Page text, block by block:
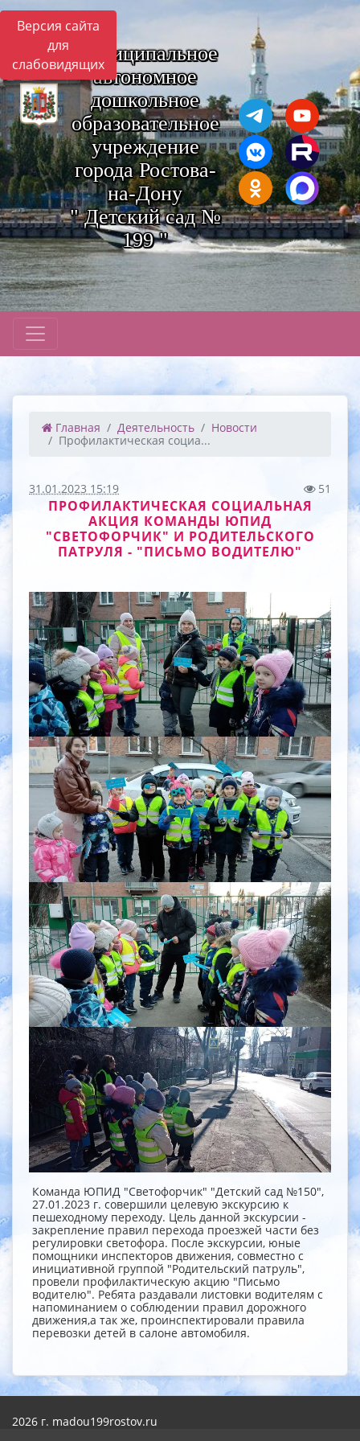
Версия сайта
для
слабовидящихМуниципальное
автономное
дошкольное
образовательное
учреждение
города Ростова-
на-Дону
" Детский сад №
199 "
Главная Деятельность
Новости
Профилактическая социа...
31.01.2023 15:19 51
ПРОФИЛАКТИЧЕСКАЯ СОЦИАЛЬНАЯ
АКЦИЯ КОМАНДЫ ЮПИД
"СВЕТОФОРЧИК" И РОДИТЕЛЬСКОГО
ПАТРУЛЯ - "ПИСЬМО ВОДИТЕЛЮ"
Команда ЮПИД "Светофорчик" "Детский сад №150",
27.01.2023 г. совершили целевую экскурсию к
пешеходному переходу. Цель данной экскурсии -
закрепление правил перехода проезжей части без
регулировки светофора. После экскурсии, юные
помощники инспекторов движения, совместно с
инициативной группой "Родительский патруль",
провели профилактическую акцию "Письмо
водителю". Ребята раздавали листовки водителям с
напоминанием о соблюдении правил дорожного
движения,а так же, проинспектировали правила
перевозки детей в салоне автомобиля.
2026 г. madou199rostov.ru